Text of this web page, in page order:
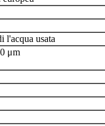
l'acqua usata
μm